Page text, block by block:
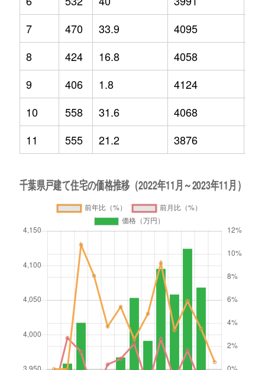
7
470 33.9 4095
8
424 16.8 4058
9
406 1.8 4124
10
558 31.6 4068
11
555 21.2 3876